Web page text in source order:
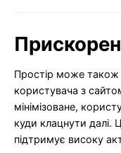
Простір може також
користувача з
мінімізоване,
куди клацнути далі.
підтримує високу